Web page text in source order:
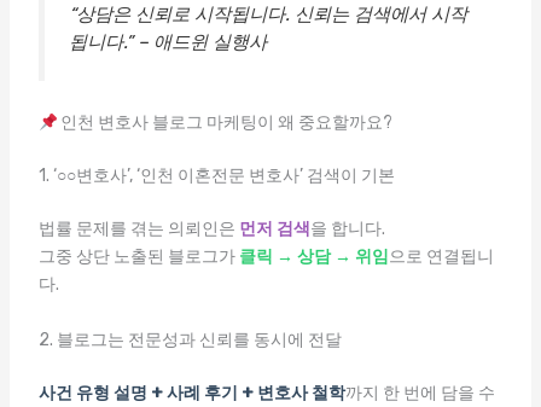
“상담은 신뢰로 시작됩니다. 신뢰는 검색에서 시작
됩니다.” – 애드윈 실행사
인천 변호사 블로그 마케팅이 왜 중요할까요?
1. ‘○○변호사’, ‘인천 이혼전문 변호사’ 검색이 기본
법률 문제를 겪는 의뢰인은 먼저 검색을 합니다.
그중 상단 노출된 블로그가 클릭 → 상담 → 위임으로 연결됩니
다.
2. 블로그는 전문성과 신뢰를 동시에 전달
사건 유형 설명 + 사례 후기 + 변호사 철학까지 한 번에 담을 수